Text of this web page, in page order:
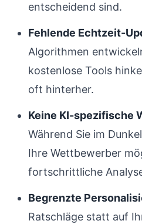
entscheidend sind.
Fehlende Echtzeit-
Algorithmen
kostenlose Tools
oft hinterher.
Keine KI-spezifische
Während Sie im
Ihre Wettbewerber
fortschrittliche
Begrenzte
Ratschläge statt auf